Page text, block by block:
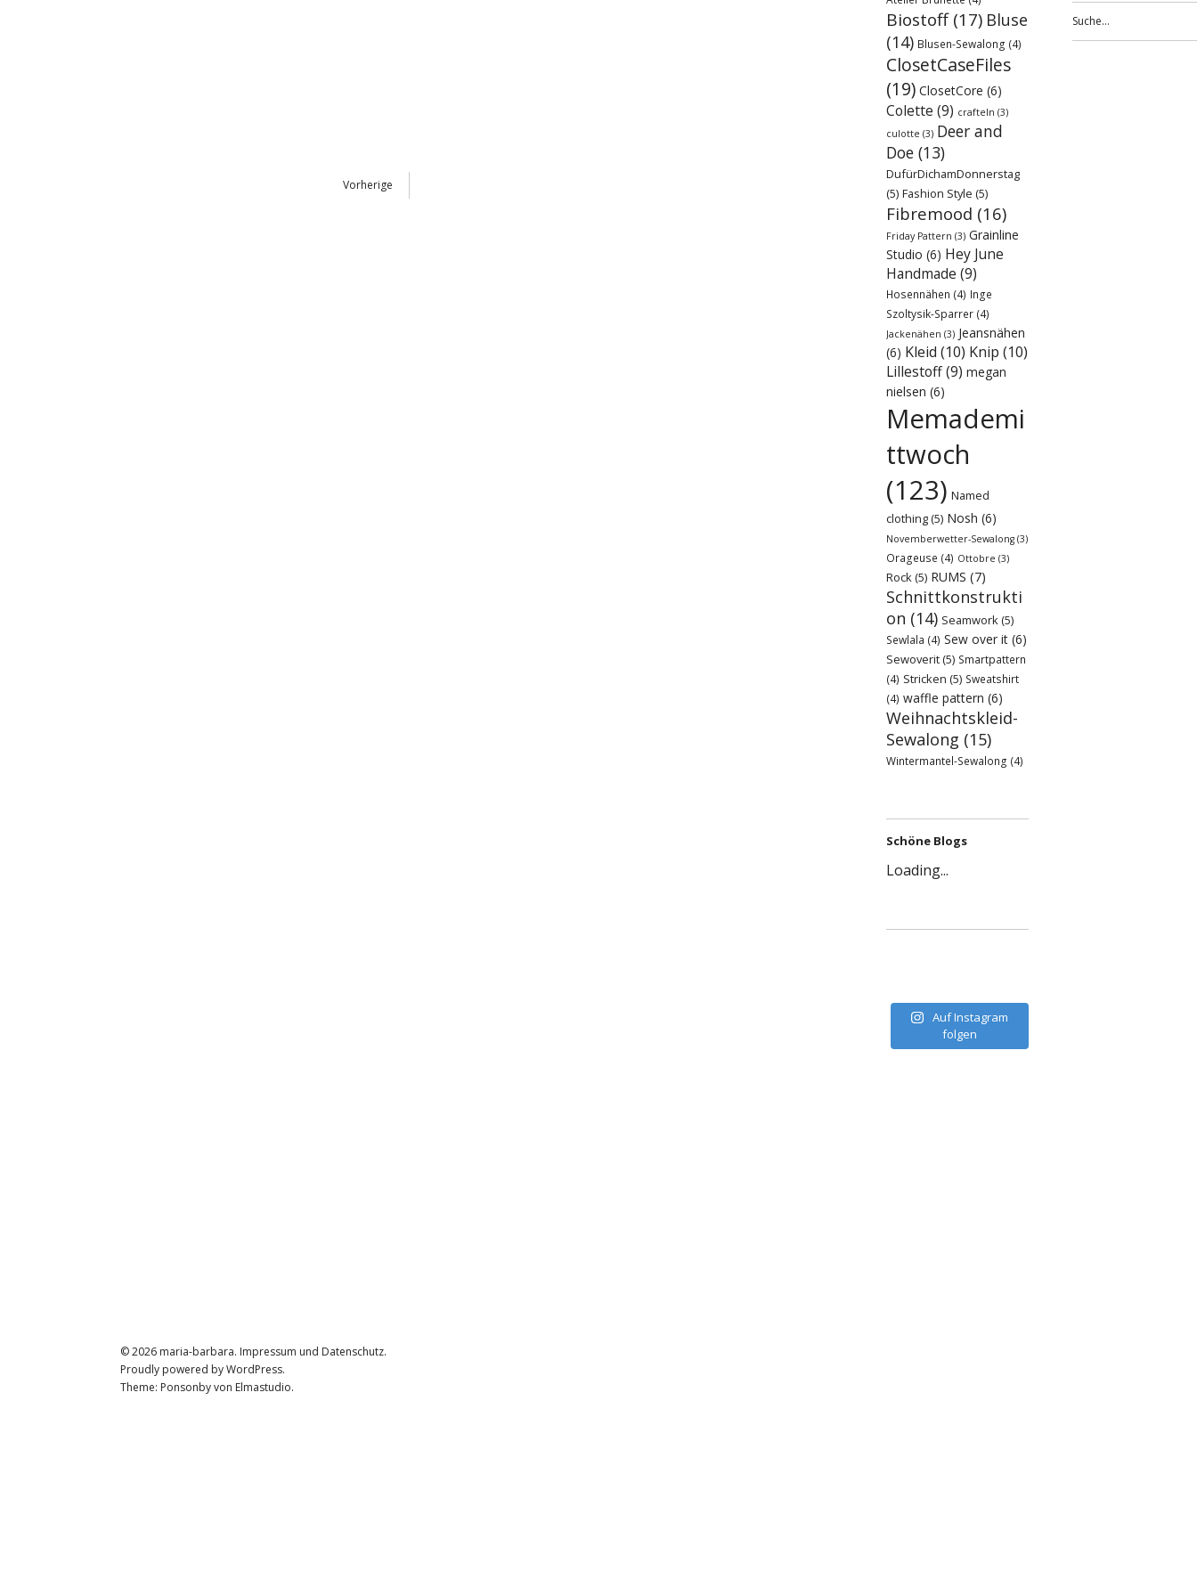
Vorherige
Biostoff(17) Bluse
(14) Blusen-Sewalong (4)
ClosetCaseFiles
(19) ClosetCore (6)
Colette (9) crafteln (3)
culotte (3) Deer and
Doe (13)
DufürDichamDonnerstag
(5) Fashion Style (5)
Fibremood (16)
Friday Pattern (3) Grainline
Studio (6) Hey June
Handmade (9)
Hosennähen (4) Inge
Szoltysik-Sparrer (4)
Jackenähen (3) Jeansnähen
(6) Kleid (10) Knip (10)
Lillestoff(9) megan
nielsen (6)
Memademi
ttwoch
(123) Named
clothing (5) Nosh (6)
Novemberwetter-Sewalong (3)
Orageuse (4) Ottobre (3)
Rock (5) RUMS (7)
Schnittkonstrukti
on (14) Seamwork (5)
Sewlala (4) Sew over it (6)
Sewoverit (5) Smartpattern
(4) Stricken (5) Sweatshirt
(4) waffle pattern (6)
Weihnachtskleid-
Sewalong (15)
Wintermantel-Sewalong (4)
Schöne Blogs
Loading...
Auf Instagram
folgen
© 2026 maria-barbara. Impressum und Datenschutz
Proudly powered byWordPress.
Theme: Ponsonby von Elmastudio.